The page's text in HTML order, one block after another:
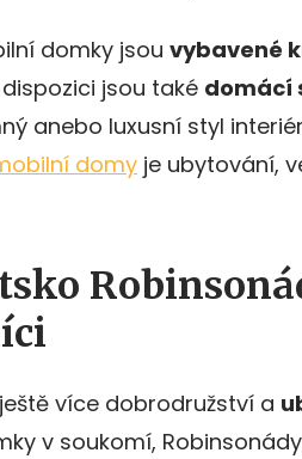
domky jsou vybavené
dispozici jsou také domácí
anebo luxusní styl
domy je ubytování,
více dobrodružství a
v soukomí,